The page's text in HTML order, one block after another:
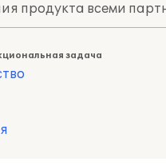
продукта всеми
задача